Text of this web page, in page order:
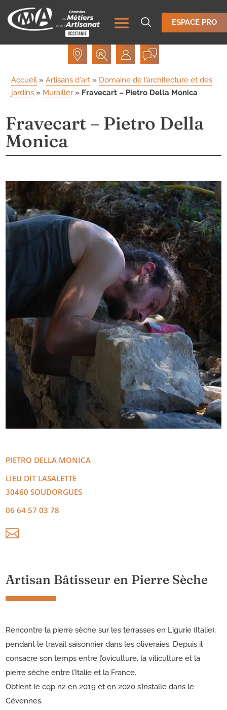
ESPACE PRO
Accueil »Artisans d'art » Domaine de l’architecture et des
jardins » Murailler» Fravecart – Pietro Della Monica
Fravecart – Pietro Della
Monica
PIETRO DELLA MONICA
LIEU DIT LASALETTE
30460SOUDORGUES
06 64 57 03 78

Artisan Bâtisseur en Pierre Sèche
Rencontre la pierre sèche sur les terrasses en Ligurie (Italie),
pendant le travail saisonnier dans les oliveraies. Depuis il
consacre son temps entre l’oviculture, la viticulture et la
pierre sèche entre l’Italie et la France.
Obtient le cqp n2 en 2019 et en 2020 s’installe dans le
Cévennes.